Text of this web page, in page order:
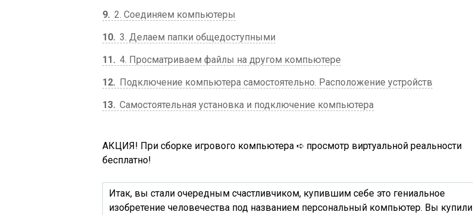
9 2. Соединяем компьютеры
10 3. Делаем папки общедоступными
11
4. Просматриваем файлы на другом компьютере
12
Подключение компьютера самостоятельно. Расположение устройств
13 Самостоятельная установка и подключение компьютера
АКЦИЯ! При сборке игрового компьютера ➪ просмотр виртуальной реальности
бесплатно!
Итак, вы стали очередным счастливчиком, купившим себе это гениальное
изобретение человечества под названием персональный компьютер. Вы купили